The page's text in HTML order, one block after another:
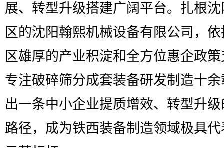
展、转型升级搭建广阔平台。扎根
区的沈阳翰熙机械设备有限公司，
区雄厚的产业积淀和全方位惠企政
专注破碎筛分成套装备研发制造十
出一条中小企业提质增效、转型升
路径，成为铁西装备制造领域极具